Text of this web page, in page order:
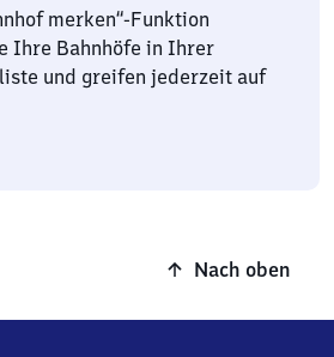
merken“-Funktion
Ihre Bahnhöfe in Ihrer
und greifen jederzeit auf
Nach oben